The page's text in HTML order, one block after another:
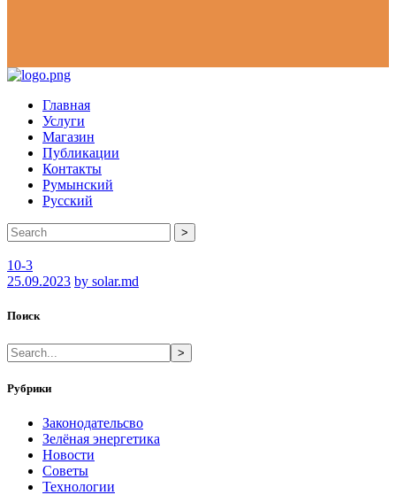
Главная
Услуги
Магазин
Публикации
Контакты
Румынский
Русский
>
10-3
25.09.2023 by solar.md
Поиск
>
Рубрики
Законодательсво
Зелёная энергетика
Новости
Советы
Технологии